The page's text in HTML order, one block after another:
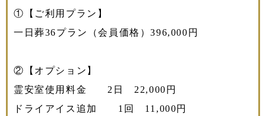
①【ご利用プラン】
一日葬36プラン（会員価格）396,000円
②【オプション】
霊安室使用料金 2日 22,000円
ドライアイス追加 1回 11,000円